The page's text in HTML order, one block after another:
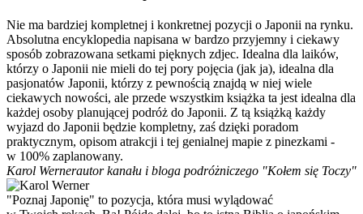
Nie ma bardziej kompletnej i konkretnej pozycji o Japonii na rynku.
Absolutna encyklopedia napisana w bardzo przyjemny i ciekawy
sposób zobrazowana setkami pięknych zdjec. Idealna dla laików,
którzy o Japonii nie mieli do tej pory pojęcia (jak ja), idealna dla
pasjonatów Japonii, którzy z pewnością znajdą w niej wiele
ciekawych nowości, ale przede wszystkim książka ta jest idealna dla
każdej osoby planującej podróż do Japonii. Z tą książką każdy
wyjazd do Japonii będzie kompletny, zaś dzięki poradom
praktycznym, opisom atrakcji i tej genialnej mapie z pinezkami -
w 100% zaplanowany.
Karol Wernerautor kanału i bloga podróżniczego "Kołem się Toczy"
"Poznaj Japonię" to pozycja, która musi wylądować